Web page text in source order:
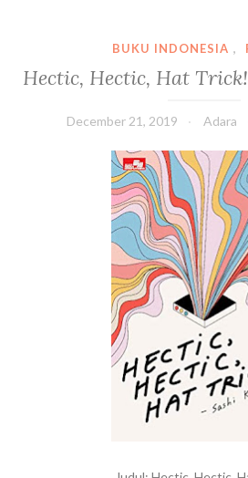
BUKU INDONESIA ,
Hectic, Hectic, Hat
December 21, 2019 Adara